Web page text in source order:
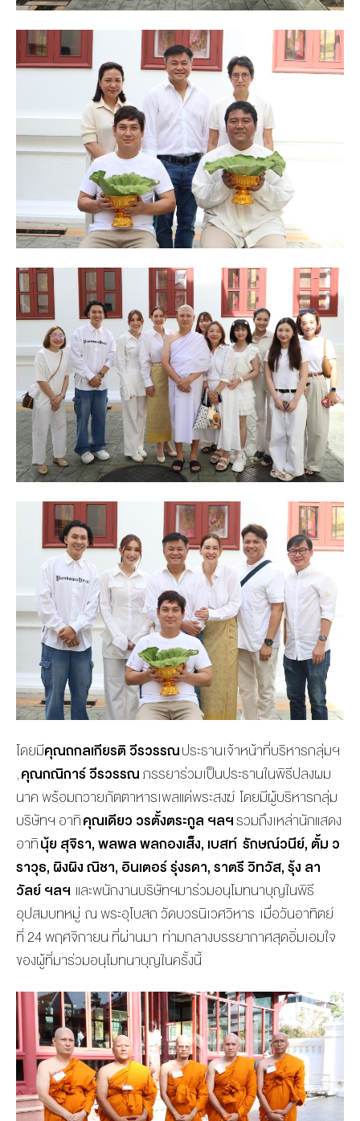
โดยมีคุณถกลเกียรติ วีรวรรณประธานเจ้าหน้าที่บริหารกลุ่มฯ
,คุณกณิการ์ วีรวรรณภรรยาร่วมเป็นประธานในพิธีปลงผม
นาค พร้อมถวายภัตตาหารเพลแด่พระสงฆ์ โดยมีผู้บริหารกลุ่ม
บริษัทฯ อาทิคุณเดียว วรตั้งตระกูล ฯลฯรวมถึงเหล่านักแสดง
อาทินุ้ย สุจิรา, พลพล พลกองเส็ง, เบสท์ รักษณ์วนีย์, ตั้ม ว
ราวุธ, ผิงผิง ณิชา, อินเตอร์ รุ่งรดา, ราตรี วิทวัส, รุ้ง ลา
วัลย์ ฯลฯ และพนักงานบริษัทฯมาร่วมอนุโมทนาบุญในพิธี
อุปสมบทหมู่ ณ พระอุโบสถ วัดบวรนิเวศวิหาร เมื่อวันอาทิตย์
ที่ 24 พฤศจิกายน ที่ผ่านมา ท่ามกลางบรรยากาศสุดอิ่มเอมใจ
ของผู้ที่มาร่วมอนุโมทนาบุญในครั้งนี้